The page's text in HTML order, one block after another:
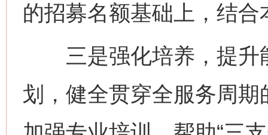
的招募名额基础上，结
三是强化培养，提升
划，健全贯穿全服务周